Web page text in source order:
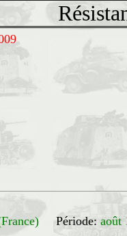
(France)Période: août